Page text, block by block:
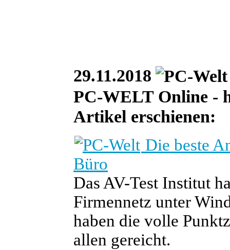
29.11.2018
PC-WELT Online -
Artikel erschienen:
Die beste
Büro
Das AV-Test Institut
Firmennetz unter
haben die volle
allen gereicht.